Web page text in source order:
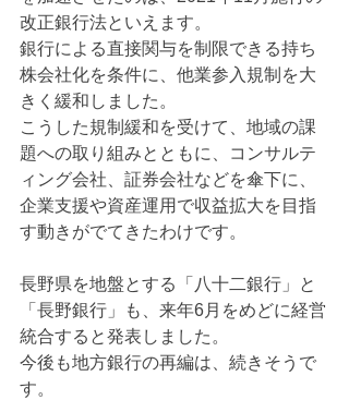
改正銀行法といえます。
銀行による直接関与を制限できる持ち
株会社化を条件に、他業参入規制を大
きく緩和しました。
こうした規制緩和を受けて、地域の課
題への取り組みとともに、コンサルテ
ィング会社、証券会社などを傘下に、
企業支援や資産運用で収益拡大を目指
す動きがでてきたわけです。
長野県を地盤とする「八十二銀行」と
「長野銀行」も、来年6月をめどに経営
統合すると発表しました。
今後も地方銀行の再編は、続きそうで
す。